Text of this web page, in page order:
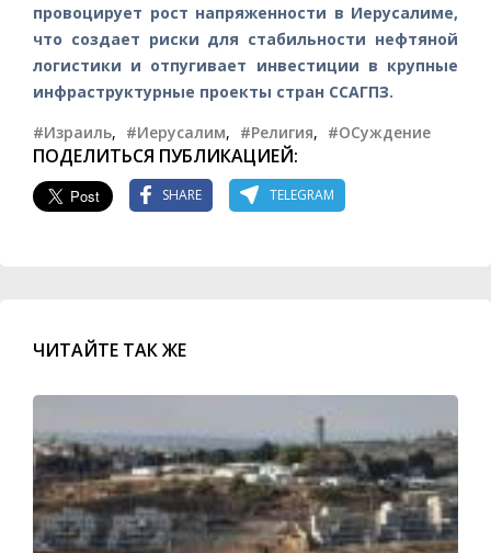
провоцирует рост напряженности в Иерусалиме,
что создает риски для стабильности нефтяной
логистики и отпугивает инвестиции в крупные
инфраструктурные проекты стран ССАГПЗ.
#Израиль, #Иерусалим, #Религия, #ОСуждение
ПОДЕЛИТЬСЯ ПУБЛИКАЦИЕЙ:
SHARE TELEGRAM
ЧИТАЙТЕ ТАК ЖЕ